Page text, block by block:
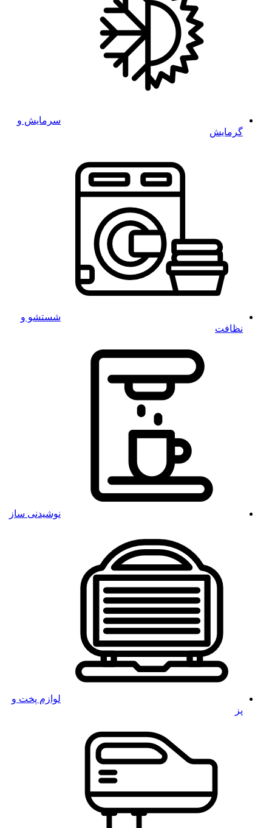
سرمایش و
گرمایش
شستشو و
نظافت
نوشیدنی ساز
لوازم پخت و
پز